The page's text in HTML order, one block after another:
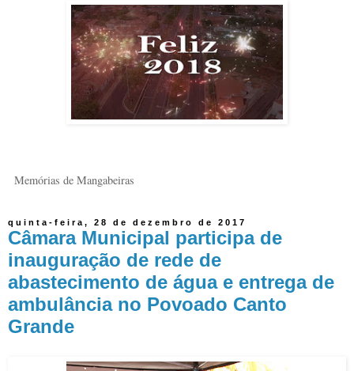
Memórias de Mangabeiras
quinta-feira, 28 de dezembro de 2017
Câmara Municipal participa de
inauguração de rede de
abastecimento de água e entrega de
ambulância no Povoado Canto
Grande